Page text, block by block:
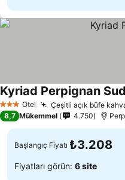
3 YıldızOtel Çeşitli açık büfe
Kyriad Perpignan Sud
8,7 Mükemmel 4.750
Başlangıç Fiyatı ₺3.208
Fiyatları görün: 6 site